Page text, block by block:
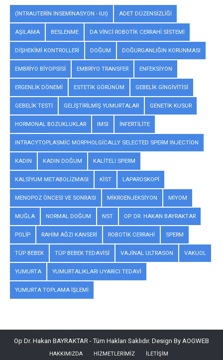
(İNTRAUTERIN INSEMINASYON - IUI) ADET DÜZENSIZLIĞI
AŞILAMA BESLENME DA VINCI ROBOTIK CERRAHI SISTEMI
DIŞHEKIMI KONTROLLERI DOĞUM DOĞURGANLIĞIN KORUNMASI
EMBRIYO BIYOPSISI EMBRIYO TRANSFER ENFEKSIYON
ERGENLIK DÖNEMI ESTETIK GÖRÜNÜM GEBELIK GINGIVITISI
GEBELIK TESTI GELIŞTIRILMIŞ YUMURTALAR GENETIK KUSUR
HORMONAL BOZUKLUKLAR IMSI INFERTILITE
INTRACYTOPLASMIC MORPHOLGICALLY SELECTED SPERM INJECTION
KADIN KADIN DOĞUM KALITELI SPERM
KALSIYUM METABOLIZMASI KIST LAPAROSKOPI
MENOPOZ ÖNCESI VE SONRASI MIKROENJEKSIYON MIYOM
MUĞLA NORMAL DOĞUM NST OP. DR. HAKAN BAYRAKTAR
POLIP RAHIM AĞZI KANSERI ROBOTIK CERRAHI SPERM
TÜP BEBEK TÜP BEBEK TEDAVISI VAJINAL ULTRASON VAKUOL
YUMURTA YUMURTALIKLARI UYARICI TEDAVI
YUMURTA TOPLAMA IŞLEMI
Op Dr. Hakan BAYRAKTAR - Tüm Hakları Saklıdır. Design By AOGWEB
HAKKIMIZDA HIZMETLERIMIZ İLETIŞIM